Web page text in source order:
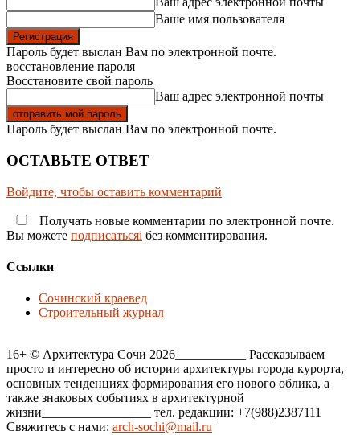
Ваше имя пользователя
Пароль будет выслан Вам по электронной почте.
восстановление пароля
Восстановите свой пароль
Ваш адрес электронной почты
Пароль будет выслан Вам по электронной почте.
ОСТАВЬТЕ ОТВЕТ
Войдите, чтобы оставить комментарий
Получать новые комментарии по электронной почте.
Вы можете подписатьсяi без комментирования.
Ссылки
Сочинский краевед
Строительный журнал
16+ © Архитектура Сочи 2026___________ Рассказываем
просто и интересно об истории архитектуры города курорта,
основных тенденциях формирования его нового облика, а
также знаковых событиях в архитектурной
жизни_________________ тел. редакции: +7(988)2387111
Свяжитесь с нами: arch-sochi@mail.ru